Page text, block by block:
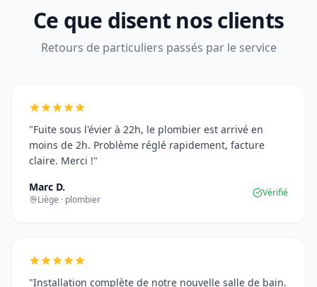
Ce que disent nos clients
Retours de particuliers passés par le service
"Fuite sous l'évier à 22h, le plombier est arrivé en
moins de 2h. Problème réglé rapidement, facture
claire. Merci !"
Marc D.
Liège · plombier
Vérifié
"Installation complète de notre nouvelle salle de bain.